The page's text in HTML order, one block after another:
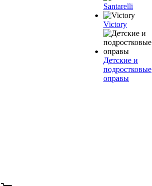
Santarelli
Victory
Детские и
подростковые
оправы